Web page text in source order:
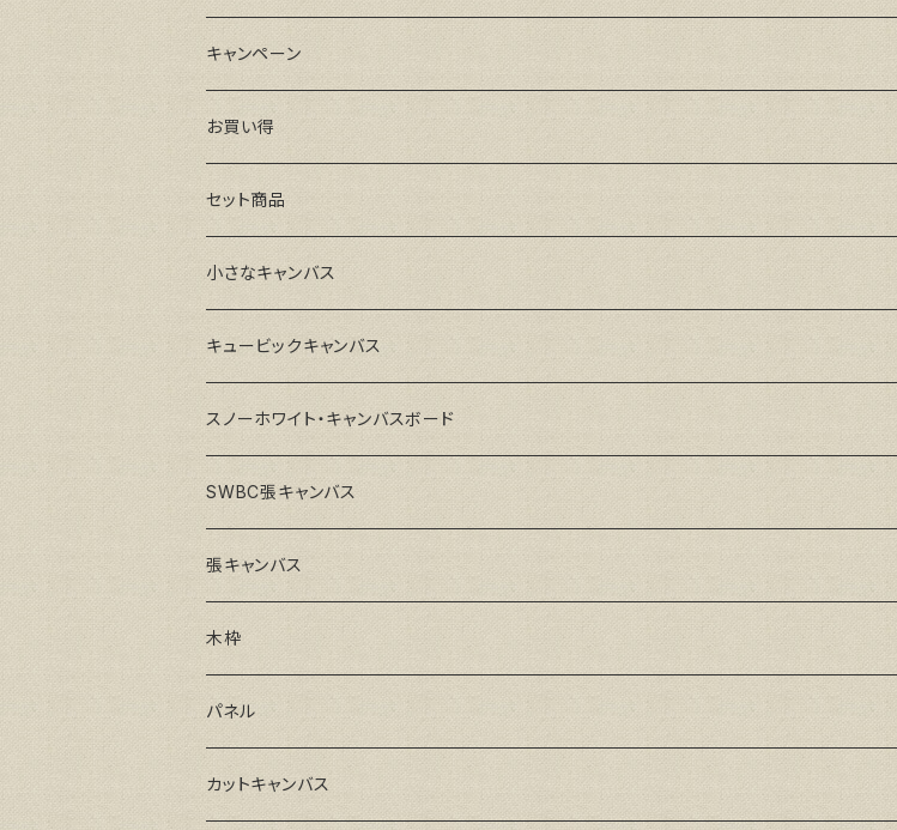
キャンペーン
お買い得
セット商品
小さなキャンバス
キュービックキャンバス
スノーホワイト・キャンバスボード
SWBC張キャンバス
張キャンバス
GAERA F(中細目)
GAERA BA(中荒目)
GAERA GLC(中目)
木枠
ルーブル米杉木枠
Paulo木枠
パネル
ラワンパネル
カットキャンバス